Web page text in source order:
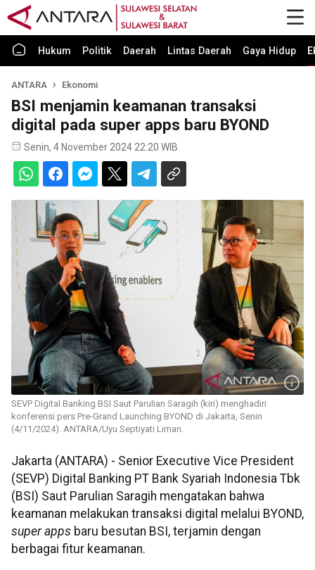
Hukum Politik Daerah Lintas Daerah Gaya Hidup
ANTARA Ekonomi
BSI menjamin keamanan transaksi
digital pada super apps baru BYOND
Senin, 4 November 2024 22:20 WIB
SEVP Digital Banking BSI Saut Parulian Saragih (kiri) menghadiri
konferensi pers Pre-Grand Launching BYOND di Jakarta, Senin
(4/11/2024). ANTARA/Uyu Septiyati Liman.
Jakarta (ANTARA) - Senior Executive Vice President
(SEVP) Digital Banking PT Bank Syariah Indonesia Tbk
(BSI) Saut Parulian Saragih mengatakan bahwa
keamanan melakukan transaksi digital melalui BYOND,
super apps baru besutan BSI, terjamin dengan
berbagai fitur keamanan.